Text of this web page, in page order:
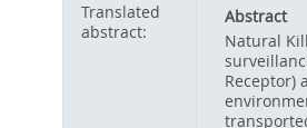
Translated
abstract:
Abstract
Natural
Receptor)